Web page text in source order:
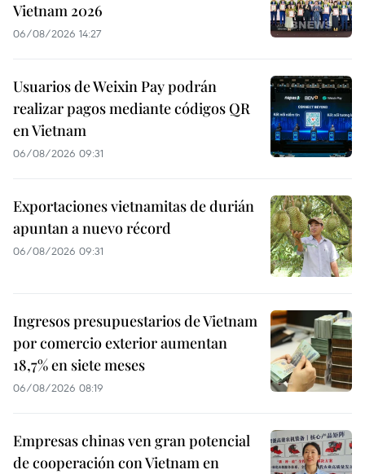
Vietnam 2026
06/08/2026 14:27
Usuarios de Weixin Pay podrán
realizar pagos mediante códigos QR
en Vietnam
06/08/2026 09:31
Exportaciones vietnamitas de durián
apuntan a nuevo récord
06/08/2026 09:31
Ingresos presupuestarios de Vietnam
por comercio exterior aumentan
18,7% en siete meses
06/08/2026 08:19
Empresas chinas ven gran potencial
de cooperación con Vietnam en